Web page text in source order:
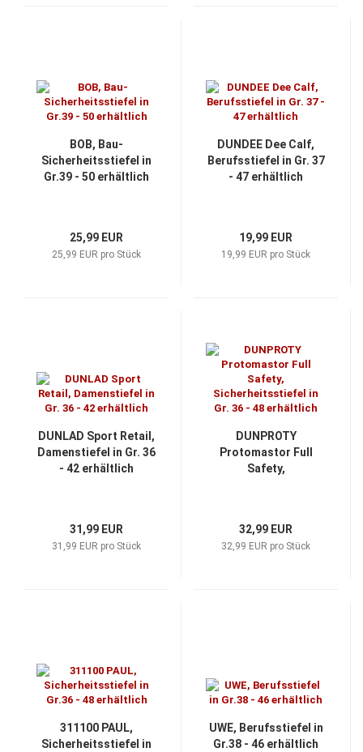
BOB, Bau-
Sicherheitsstiefel in
Gr.39 - 50 erhältlich
25,99 EUR
25,99 EUR pro Stück
DUNDEE Dee Calf,
Berufsstiefel in Gr. 37
- 47 erhältlich
19,99 EUR
19,99 EUR pro Stück
DUNLAD Sport Retail,
Damenstiefel in Gr. 36
- 42 erhältlich
31,99 EUR
31,99 EUR pro Stück
DUNPROTY
Protomastor Full
Safety,
32,99 EUR
32,99 EUR pro Stück
311100 PAUL,
Sicherheitsstiefel in
UWE, Berufsstiefel in
Gr.38 - 46 erhältlich